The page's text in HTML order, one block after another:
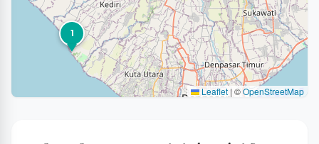
1
Leaflet | ©OpenStreetMap